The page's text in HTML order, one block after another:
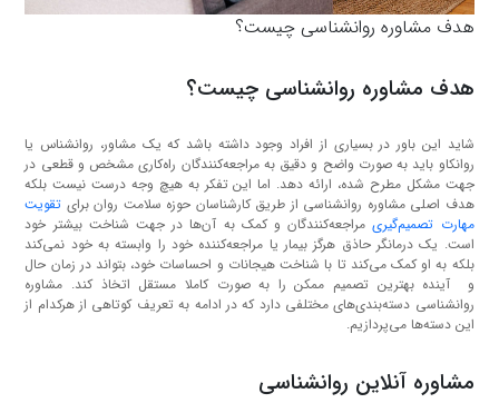
هدف مشاوره روانشناسی چیست؟
هدف مشاوره روانشناسی چیست؟
شاید این باور در بسیاری از افراد وجود داشته باشد که یک مشاور، روانشناس یا
روانکاو باید به صورت واضح و دقیق به مراجعه‌کنندگان راه‌کاری مشخص و قطعی در
جهت مشکل مطرح شده، ارائه دهد. اما این تفکر به هیچ وجه درست نیست بلکه
هدف اصلی مشاوره روانشناسی از طریق کارشناسان حوزه سلامت روان برای تقویت
مهارت تصمیم‌گیری مراجعه‌کنندگان و کمک به آن‌ها در جهت شناخت بیشتر خود
است. یک درمانگر حاذق هرگز بیمار یا مراجعه‌کننده خود را وابسته به خود نمی‌کند
بلکه به او کمک می‌کند تا با شناخت هیجانات و احساسات خود، بتواند در زمان حال
و آینده بهترین تصمیم ممکن را به صورت کاملا مستقل اتخاذ کند. مشاوره
روانشناسی دسته‌بندی‌های مختلفی دارد که در ادامه به تعریف کوتاهی از هرکدام از
این دسته‌ها می‌پردازیم.
مشاوره آنلاین روانشناسی